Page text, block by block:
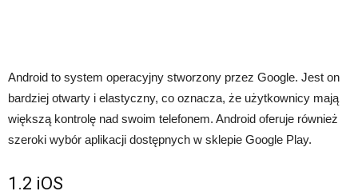
Android to system operacyjny stworzony przez Google. Jest on
bardziej otwarty i elastyczny, co oznacza, że użytkownicy mają
większą kontrolę nad swoim telefonem. Android oferuje również
szeroki wybór aplikacji dostępnych w sklepie Google Play.
1.2 iOS